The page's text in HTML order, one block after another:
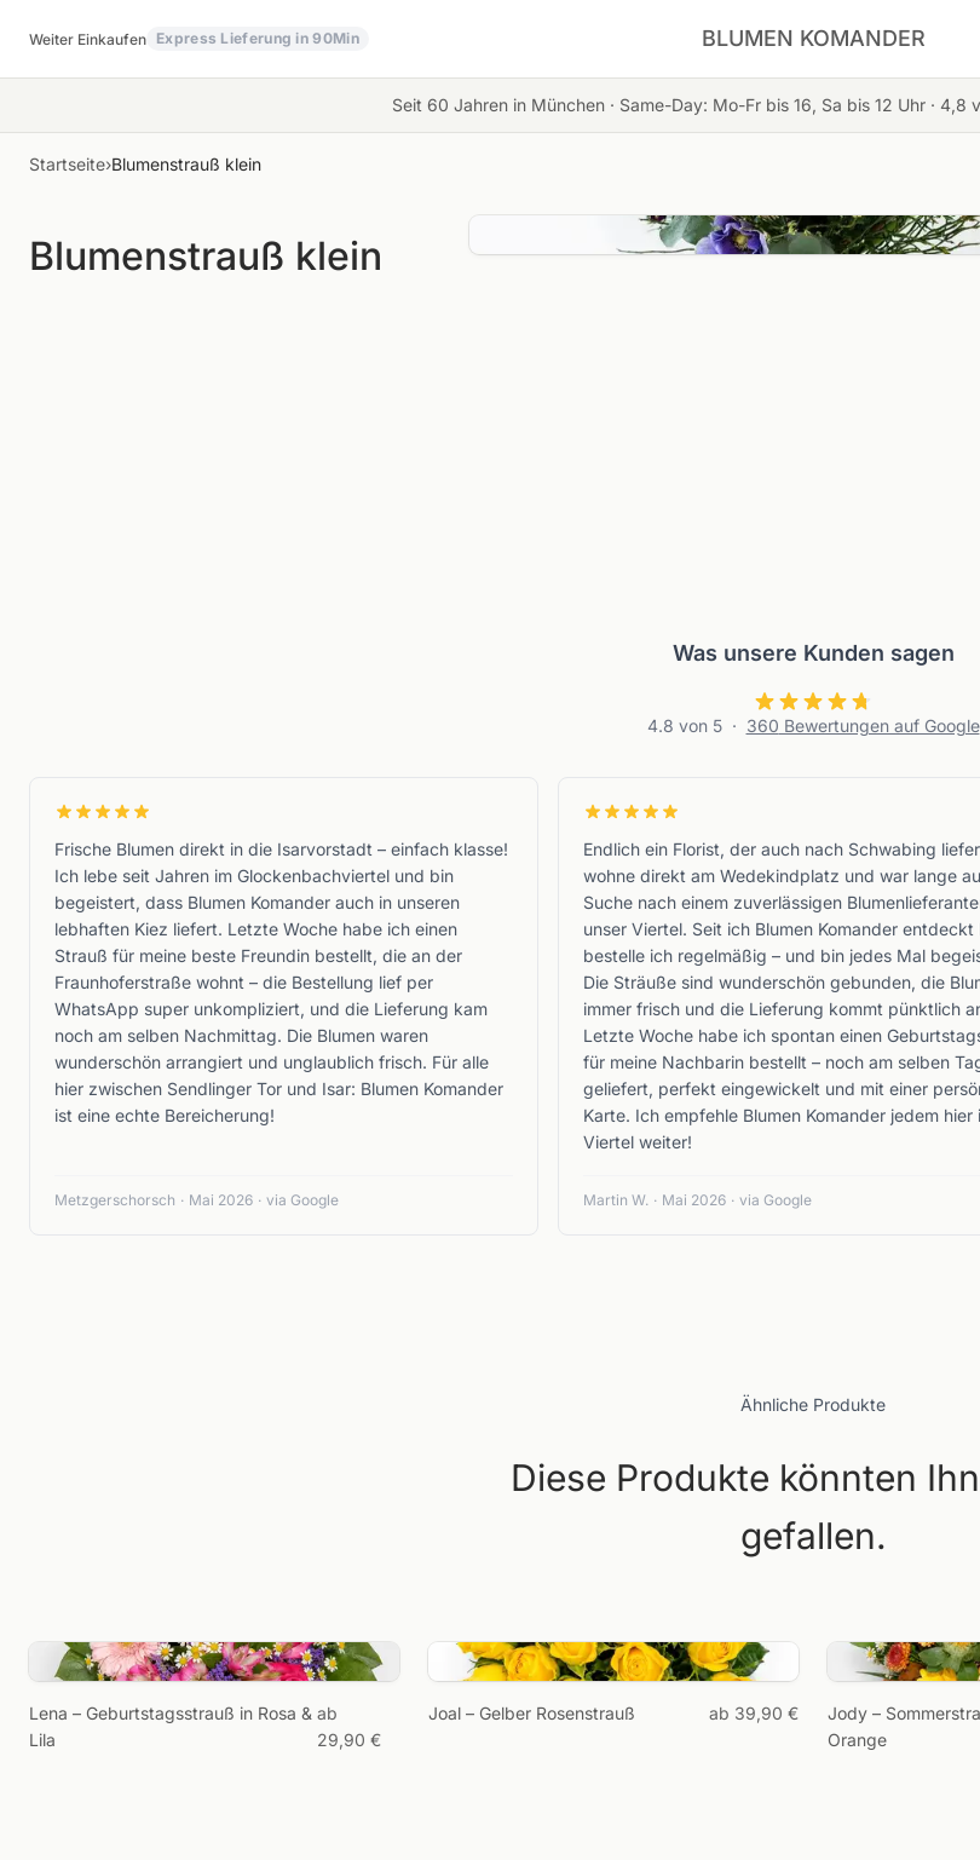
Weiter Einkaufen Express Lieferung in 90Min BLUMEN KOMANDER
Seit 60 Jahren in München · Same-Day: Mo-Fr bis 16, Sa bis 12 Uhr · 4,8
Startseite›Blumenstrauß klein
Blumenstrauß klein
Was unsere Kunden sagen
4.8 von 5 · 360 Bewertungen auf Google
Frische Blumen direkt in die Isarvorstadt – einfach klasse!
Ich lebe seit Jahren im Glockenbachviertel und bin
begeistert, dass Blumen Komander auch in unseren
lebhaften Kiez liefert. Letzte Woche habe ich einen
Strauß für meine beste Freundin bestellt, die an der
Fraunhoferstraße wohnt – die Bestellung lief per
WhatsApp super unkompliziert, und die Lieferung kam
noch am selben Nachmittag. Die Blumen waren
wunderschön arrangiert und unglaublich frisch. Für alle
hier zwischen Sendlinger Tor und Isar: Blumen Komander
ist eine echte Bereicherung!
Metzgerschorsch · Mai 2026 · via Google
Endlich ein Florist, der auch nach Schwabing
wohne direkt am Wedekindplatz und war lange
Suche nach einem zuverlässigen
unser Viertel. Seit ich Blumen Komander entdeckt
bestelle ich regelmäßig – und bin jedes Mal
Die Sträuße sind wunderschön gebunden, die
immer frisch und die Lieferung kommt pünktlich
Letzte Woche habe ich spontan einen
für meine Nachbarin bestellt – noch am selben
geliefert, perfekt eingewickelt und mit einer
Karte. Ich empfehle Blumen Komander jedem hier
Viertel weiter!
Martin W. · Mai 2026 · via Google
Ähnliche Produkte
Diese Produkte könnten
gefallen.
Lena – Geburtstagsstrauß in Rosa &
Lila
ab
29,90 €
Joal – Gelber Rosenstrauß ab 39,90 €
Jody –
Orange